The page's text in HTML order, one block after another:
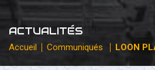
PHOTOS / WEB TV
PARTENAIRES
ACTUALITÉS
Accueil Communiqués LOON